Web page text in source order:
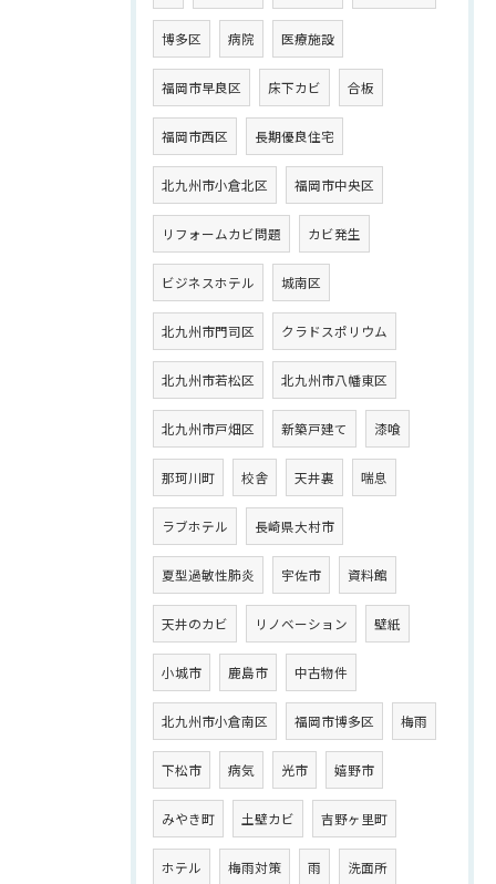
博多区 病院 医療施設
福岡市早良区 床下カビ 合板
福岡市西区 長期優良住宅
北九州市小倉北区 福岡市中央区
リフォームカビ問題 カビ発生
ビジネスホテル 城南区
北九州市門司区 クラドスポリウム
北九州市若松区 北九州市八幡東区
北九州市戸畑区 新築戸建て 漆喰
那珂川町 校舎 天井裏 喘息
ラブホテル 長崎県大村市
夏型過敏性肺炎 宇佐市 資料館
天井のカビ リノベーション 壁紙
小城市 鹿島市 中古物件
北九州市小倉南区 福岡市博多区 梅雨
下松市 病気 光市 嬉野市
みやき町 土壁カビ 吉野ヶ里町
ホテル 梅雨対策 雨 洗面所